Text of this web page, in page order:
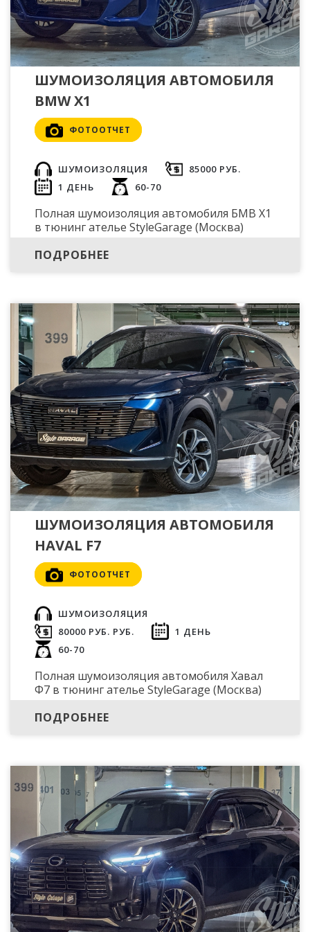
ШУМОИЗОЛЯЦИЯ АВТОМОБИЛЯ
BMW X1
ФОТООТЧЕТ
ШУМОИЗОЛЯЦИЯ
85000 РУБ.
1 ДЕНЬ
60-70
Полная шумоизоляция автомобиля БМВ X1
в тюнинг ателье StyleGarage (Москва)
ПОДРОБНЕЕ
ШУМОИЗОЛЯЦИЯ АВТОМОБИЛЯ
HAVAL F7
ФОТООТЧЕТ
ШУМОИЗОЛЯЦИЯ
80000 РУБ. РУБ.
1 ДЕНЬ
60-70
Полная шумоизоляция автомобиля Хавал
Ф7 в тюнинг ателье StyleGarage (Москва)
ПОДРОБНЕЕ